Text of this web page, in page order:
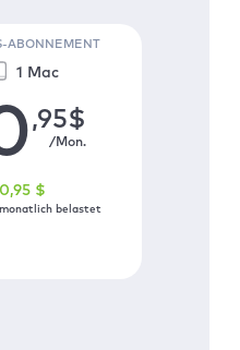
ABONNEMENT
1 Mac
,95$
/Mon.
,95 $
belastet